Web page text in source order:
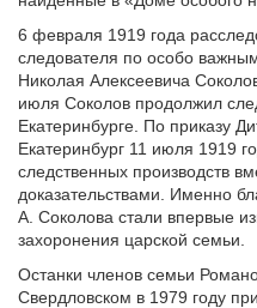
6 февраля 1919 года
следователя по особо
Николая Алексеевича
июля Соколов продолжил
Екатеринбурге. По приказу
Екатеринбург 11 июля 1919
следственных производств
доказательствами. Именно
А. Соколова стали впервые
захоронения царской семьи.
Останки членов семьи
Свердловском в 1979 году